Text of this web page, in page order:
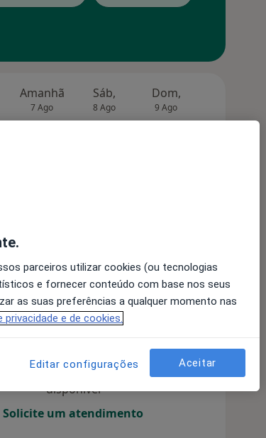
Amanhã
7 Ago
Sáb,
8 Ago
Dom,
9 Ago
Amanhã
7 Ago
Sáb,
8 Ago
Dom,
agendamento online não está
disponível
Solicite um atendimento
parceiros utilizar cookies (ou tecnologias
e fornecer conteúdo com base nos seus
as suas preferências a qualquer momento nas
privacidade e de cookies.
Editar configurações Aceitar